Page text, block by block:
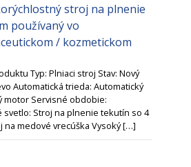
stroj na plnenie
používaný vo
/ kozmetickom
Typ: Plniaci stroj Stav: Nový
Automatická trieda: Automatický
motor Servisné obdobie:
svetlo: Stroj na plnenie tekutín so 4
na medové vrecúška Vysoký […]